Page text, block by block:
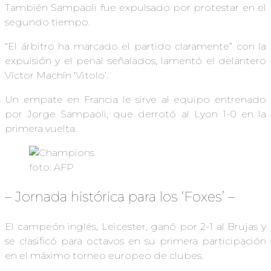
También Sampaoli fue expulsado por protestar en el
segundo tiempo.
“El árbitro ha marcado el partido claramente” con la
expulsión y el penal señalados, lamentó el delantero
Víctor Machín ‘Vitolo’.
Un empate en Francia le sirve al equipo entrenado
por Jorge Sampaoli, que derrotó al Lyon 1-0 en la
primera vuelta.
foto: AFP
– Jornada histórica para los ‘Foxes’ –
El campeón inglés, Leicester, ganó por 2-1 al Brujas y
se clasificó para octavos en su primera participación
en el máximo torneo europeo de clubes.